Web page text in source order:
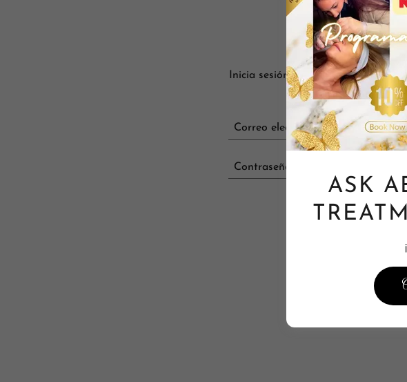
Inicia sesión en tu cuenta para
¿No
ASK